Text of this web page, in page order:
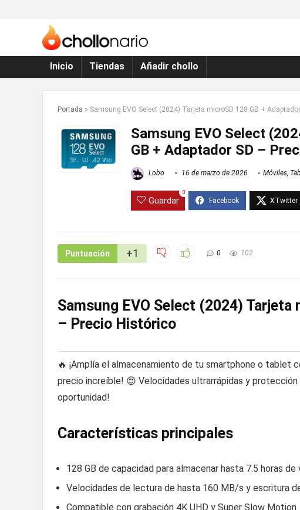
Inicio Tiendas Añadir chollo
Portada » Samsung EVO Select (2024) Tarjeta microSD 128 GB +
Samsung EVO Select
GB + Adaptador SD –
Lobo 16 de marzo de 2026 Móviles,
Guardar
0
Puntuación +1 0 102
Samsung EVO Select (2024) Tarjeta
– Precio Histórico
🔥 ¡Amplía el almacenamiento de tu smartphone o tablet
precio increíble! 😍 Velocidades ultrarrápidas y
oportunidad!
Características principales
128 GB de capacidad para almacenar hasta 7.5 horas
Velocidades de lectura de hasta 160 MB/s y escritura
Compatible con grabación 4K UHD y Super Slow Motion